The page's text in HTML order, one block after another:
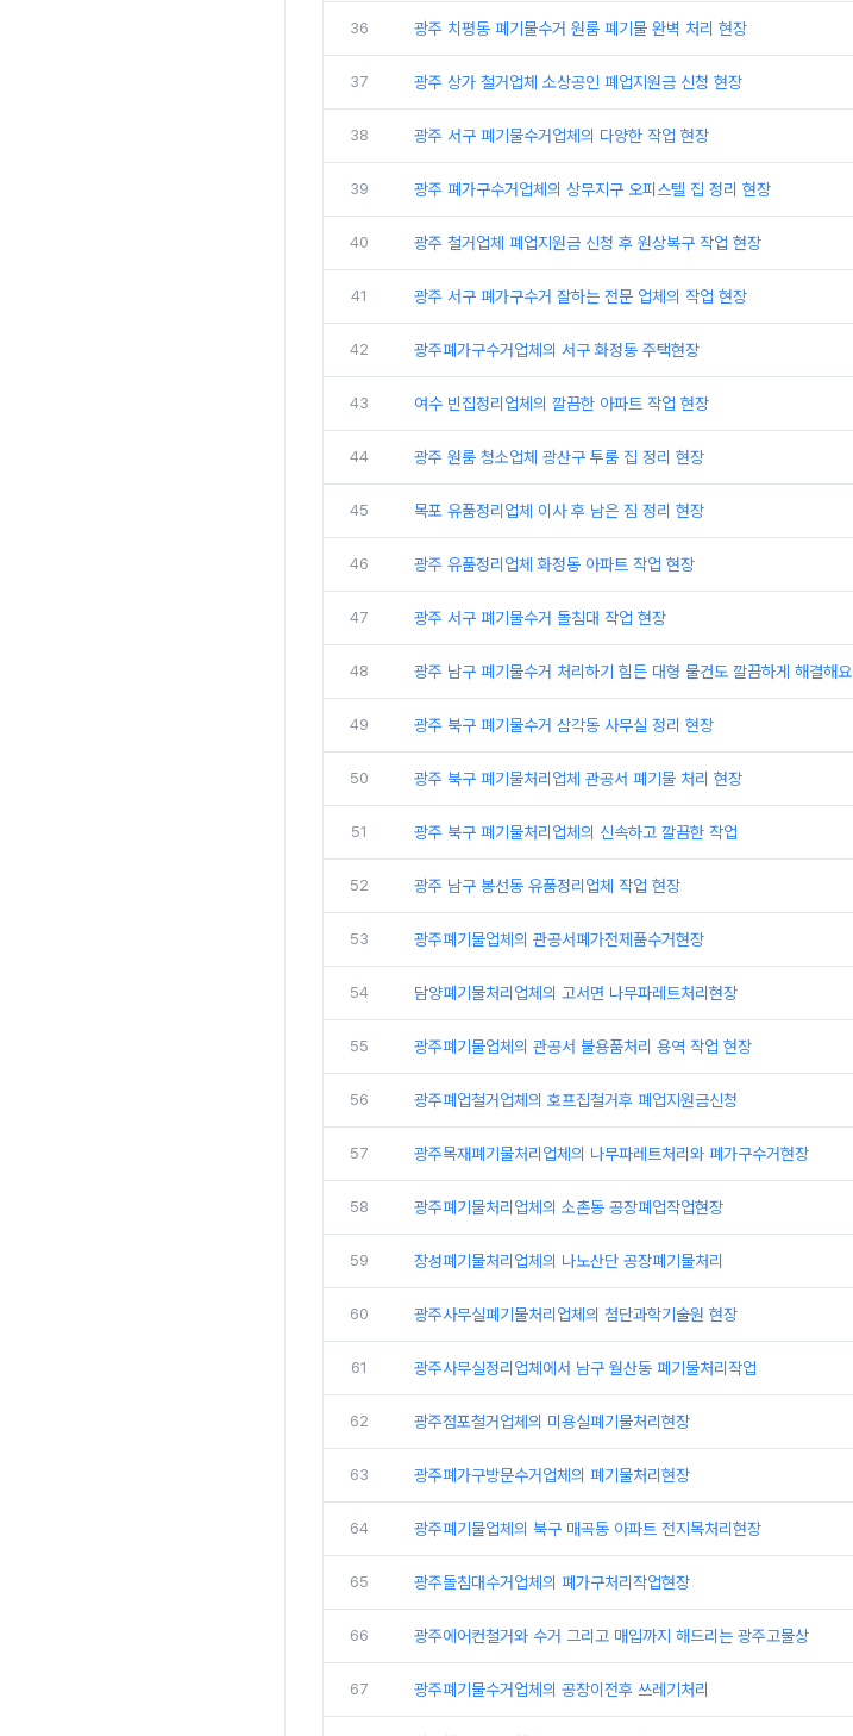
36 광주 치평동 폐기물수거 원룸 폐기물 완벽 처리 현장
37 광주 상가 철거업체 소상공인 폐업지원금 신청 현장
38 광주 서구 폐기물수거업체의 다양한 작업 현장
39 광주 폐가구수거업체의 상무지구 오피스텔 집 정리 현장
40 광주 철거업체 폐업지원금 신청 후 원상복구 작업 현장
41 광주 서구 폐가구수거 잘하는 전문 업체의 작업 현장
42 광주폐가구수거업체의 서구 화정동 주택현장
43 여수 빈집정리업체의 깔끔한 아파트 작업 현장
44 광주 원룸 청소업체 광산구 투룸 집 정리 현장
45 목포 유품정리업체 이사 후 남은 짐 정리 현장
46 광주 유품정리업체 화정동 아파트 작업 현장
47 광주 서구 폐기물수거 돌침대 작업 현장
48 광주 남구 폐기물수거 처리하기 힘든 대형 물건도 깔끔하게 해결해요
49 광주 북구 폐기물수거 삼각동 사무실 정리 현장
50 광주 북구 폐기물처리업체 관공서 폐기물 처리 현장
51 광주 북구 폐기물처리업체의 신속하고 깔끔한 작업
52 광주 남구 봉선동 유품정리업체 작업 현장
53 광주폐기물업체의 관공서폐가전제품수거현장
54 담양폐기물처리업체의 고서면 나무파레트처리현장
55 광주폐기물업체의 관공서 불용품처리 용역 작업 현장
56 광주폐업철거업체의 호프집철거후 폐업지원금신청
57 광주목재폐기물처리업체의 나무파레트처리와 폐가구수거현장
58 광주폐기물처리업체의 소촌동 공장폐업작업현장
59 장성폐기물처리업체의 나노산단 공장폐기물처리
60 광주사무실폐기물처리업체의 첨단과학기술원 현장
61 광주사무실정리업체에서 남구 월산동 폐기물처리작업
62 광주점포철거업체의 미용실폐기물처리현장
63 광주폐가구방문수거업체의 폐기물처리현장
64 광주폐기물업체의 북구 매곡동 아파트 전지목처리현장
65 광주돌침대수거업체의 폐가구처리작업현장
66 광주에어컨철거와 수거 그리고 매입까지 해드리는 광주고물상
67 광주폐기물수거업체의 공장이전후 쓰레기처리